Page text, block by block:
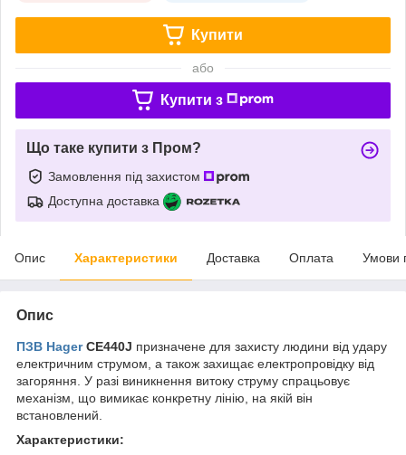
Купити
або
Купити з
Що таке купити з Пром?
Замовлення під захистом
Доступна доставка
Опис Характеристики Доставка Оплата Умови
Опис
ПЗВ HagerCE440J призначене для захисту людини від удару
електричним струмом, а також захищає електропровідку від
загоряння. У разі виникнення витоку струму спрацьовує
механізм, що вимикає конкретну лінію, на якій він
встановлений.
Характеристики: